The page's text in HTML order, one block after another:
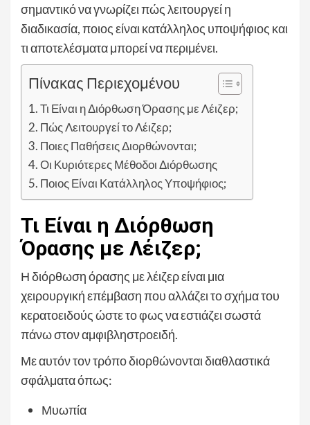
σημαντικό να γνωρίζει πώς λειτουργεί η
διαδικασία, ποιος είναι κατάλληλος υποψήφιος και
τι αποτελέσματα μπορεί να περιμένει.
Πίνακας Περιεχομένου
Τι Είναι η Διόρθωση Όρασης με Λέιζερ;
Πώς Λειτουργεί το Λέιζερ;
Ποιες Παθήσεις Διορθώνονται;
Οι Κυριότερες Μέθοδοι Διόρθωσης
Ποιος Είναι Κατάλληλος Υποψήφιος;
Τι Είναι η Διόρθωση
Όρασης με Λέιζερ;
Η διόρθωση όρασης με λέιζερ είναι μια
χειρουργική επέμβαση που αλλάζει το σχήμα του
κερατοειδούς ώστε το φως να εστιάζει σωστά
πάνω στον αμφιβληστροειδή.
Με αυτόν τον τρόπο διορθώνονται διαθλαστικά
σφάλματα όπως:
Μυωπία